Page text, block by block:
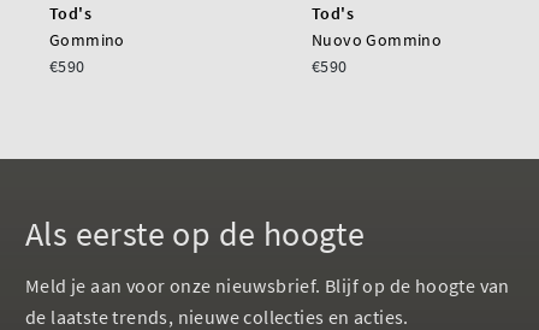
Tod's
Gommino
€590
Tod's
Nuovo Gommino
€590
Als eerste op de hoogte
Meld je aan voor onze nieuwsbrief. Blijf op de hoogte van
de laatste trends, nieuwe collecties en acties.